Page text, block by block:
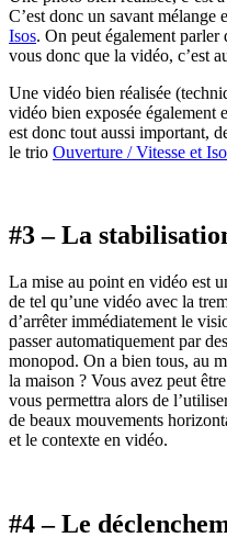
C’est donc un savant mélange
Isos. On peut également parler
vous donc que la vidéo, c’est
Une vidéo bien réalisée
vidéo bien exposée également
est donc tout aussi important,
le trio Ouverture / Vitesse et
#3 – La
La mise au point en vidéo est
de tel qu’une vidéo avec la
d’arrêter immédiatement le
passer automatiquement par
monopod. On a bien tous, au
la maison ? Vous avez peut
vous permettra alors de
de beaux mouvements
et le contexte en vidéo.
#4 – Le